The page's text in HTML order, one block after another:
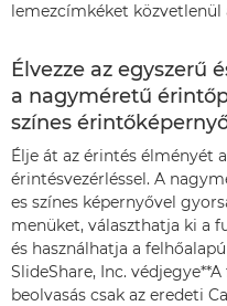
lemezcímkéket
Élvezze az egyszerű
a nagyméretű
színes
Élje át az érintés élményét
érintésvezérléssel. A
es színes képernyővel
menüket, választhatja ki a
és használhatja a
SlideShare, Inc.
beolvasás csak az eredeti